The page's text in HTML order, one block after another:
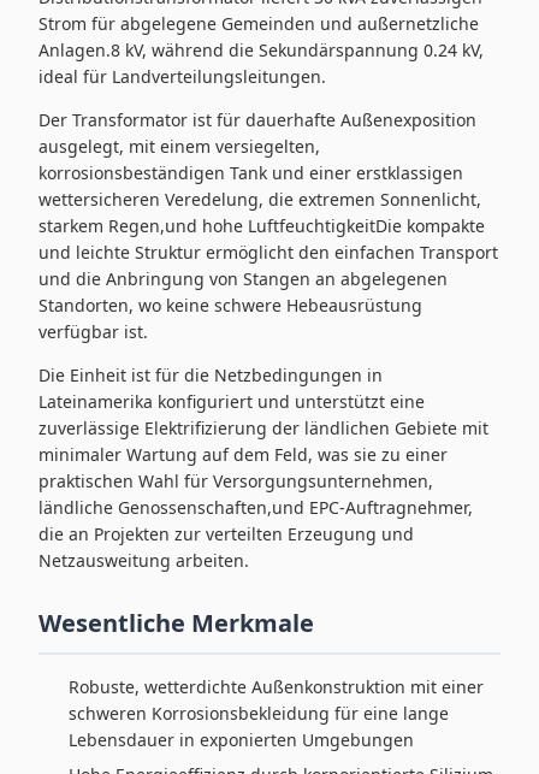
Strom für abgelegene Gemeinden und außernetzliche
Anlagen.8 kV, während die Sekundärspannung 0.24 kV,
ideal für Landverteilungsleitungen.
Der Transformator ist für dauerhafte Außenexposition
ausgelegt, mit einem versiegelten,
korrosionsbeständigen Tank und einer erstklassigen
wettersicheren Veredelung, die extremen Sonnenlicht,
starkem Regen,und hohe LuftfeuchtigkeitDie kompakte
und leichte Struktur ermöglicht den einfachen Transport
und die Anbringung von Stangen an abgelegenen
Standorten, wo keine schwere Hebeausrüstung
verfügbar ist.
Die Einheit ist für die Netzbedingungen in
Lateinamerika konfiguriert und unterstützt eine
zuverlässige Elektrifizierung der ländlichen Gebiete mit
minimaler Wartung auf dem Feld, was sie zu einer
praktischen Wahl für Versorgungsunternehmen,
ländliche Genossenschaften,und EPC-Auftragnehmer,
die an Projekten zur verteilten Erzeugung und
Netzausweitung arbeiten.
Wesentliche Merkmale
Robuste, wetterdichte Außenkonstruktion mit einer
schweren Korrosionsbekleidung für eine lange
Lebensdauer in exponierten Umgebungen